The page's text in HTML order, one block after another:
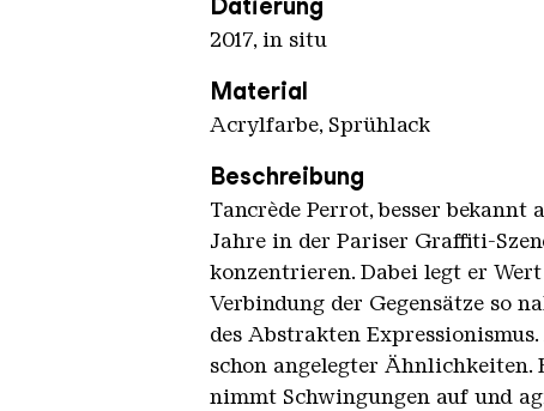
Datierung
2017, in situ
Material
Acrylfarbe, Sprühlack
Beschreibung
Tancrède Perrot, besser
Jahre in der Pariser Graffiti-
konzentrieren. Dabei legt er
Verbindung der Gegensätze so
des Abstrakten
schon angelegter
nimmt Schwingungen auf und